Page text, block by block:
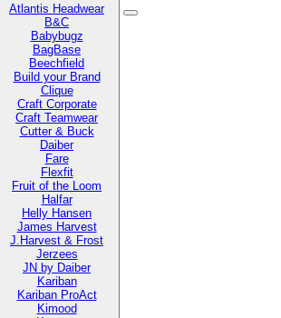
Atlantis Headwear
B&C
Babybugz
BagBase
Beechfield
Build your Brand
Clique
Craft Corporate
Craft Teamwear
Cutter & Buck
Daiber
Fare
Flexfit
Fruit of the Loom
Halfar
Helly Hansen
James Harvest
J.Harvest & Frost
Jerzees
JN by Daiber
Kariban
Kariban ProAct
Kimood